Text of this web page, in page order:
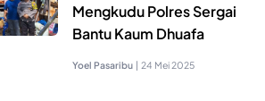
Mengkudu Polres Sergai
Bantu Kaum Dhuafa
Yoel Pasaribu | 24 Mei 2025